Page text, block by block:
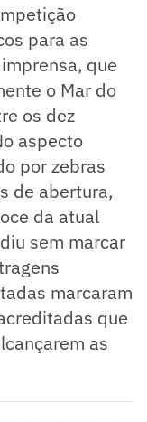
para as
que
o Mar do
os dez
aspecto
por zebras
de abertura,
da atual
sem marcar
marcaram
que
as